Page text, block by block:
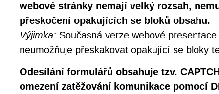
webové stránky nemají velký rozsah,
přeskočení opakujících se bloků obsahu.
Výjimka: Současná verze webové
neumožňuje přeskakovat opakující se bloky
Odesílání formulářů obsahuje tzv.
omezení zatěžování komunikace pomocí